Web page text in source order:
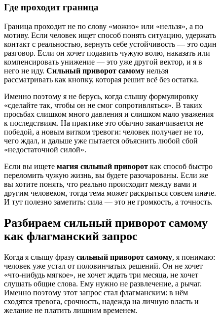
Где проходит граница
Граница проходит не по слову «можно» или «нельзя», а по
мотиву. Если человек ищет способ понять ситуацию, удержать
контакт с реальностью, вернуть себе устойчивость — это один
разговор. Если он хочет подавить чужую волю, наказать или
компенсировать унижение — это уже другой вектор, и я в
него не иду. Сильный приворот самому нельзя
рассматривать как кнопку, которая решит всё без остатка.
Именно поэтому я не берусь, когда слышу формулировку
«сделайте так, чтобы он не смог сопротивляться». В таких
просьбах слишком много давления и слишком мало уважения
к последствиям. На практике это обычно заканчивается не
победой, а новым витком тревоги: человек получает не то,
чего ждал, и дальше уже пытается объяснить любой сбой
«недостаточной силой».
Если вы ищете магия сильный приворот как способ быстро
переломить чужую жизнь, вы будете разочарованы. Если же
вы хотите понять, что реально происходит между вами и
другим человеком, тогда тема может раскрыться совсем иначе.
И тут полезно заметить: сила — это не громкость, а точность.
Разбираем сильный приворот самому
как флагманский запрос
Когда я слышу фразу сильный приворот самому, я понимаю:
человек уже устал от половинчатых решений. Он не хочет
«что-нибудь мягкое», не хочет ждать три месяца, не хочет
слушать общие слова. Ему нужно не развлечение, а рычаг.
Именно поэтому этот запрос стал флагманским: в нём
сходятся тревога, срочность, надежда на личную власть и
желание не платить лишним временем.